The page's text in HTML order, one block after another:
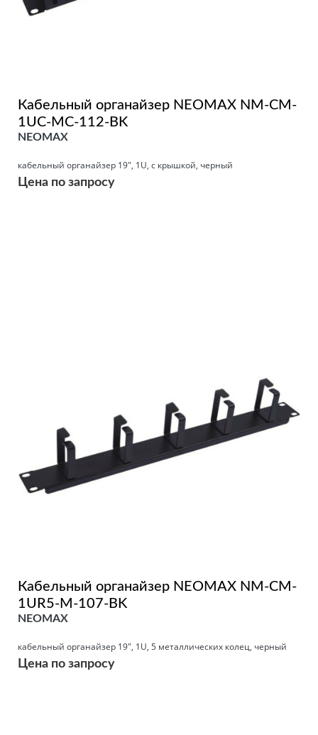
Кабельный органайзер NEOMAX NM-CM-
1UC-MC-112-BK
NEOMAX
кабельный органайзер 19", 1U, с крышкой, черный
Цена по запросу
Кабельный органайзер NEOMAX NM-CM-
1UR5-M-107-BK
NEOMAX
кабельный органайзер 19", 1U, 5 металлических колец, черный
Цена по запросу